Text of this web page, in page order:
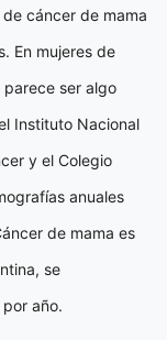
cáncer de mama
En mujeres de
ser algo
Instituto Nacional
y el Colegio
anuales
de mama es
se
año.